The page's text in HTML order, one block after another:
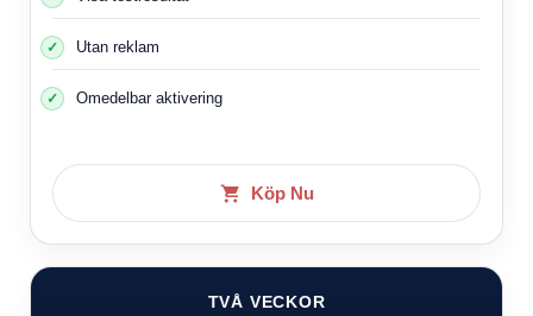
Utan reklam
Omedelbar aktivering
Köp Nu
TVÅ VECKOR